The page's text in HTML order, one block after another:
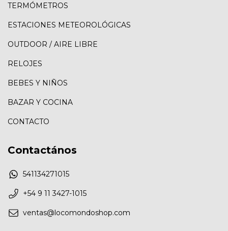
TERMÓMETROS
ESTACIONES METEOROLÓGICAS
OUTDOOR / AIRE LIBRE
RELOJES
BEBES Y NIÑOS
BAZAR Y COCINA
CONTACTO
Contactános
541134271015
+54 9 11 3427-1015
ventas@locomondoshop.com